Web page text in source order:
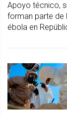
Apoyo técnico,
forman parte de
ébola en